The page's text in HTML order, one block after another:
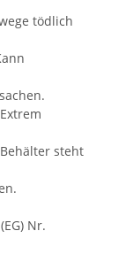
steht
Nr.